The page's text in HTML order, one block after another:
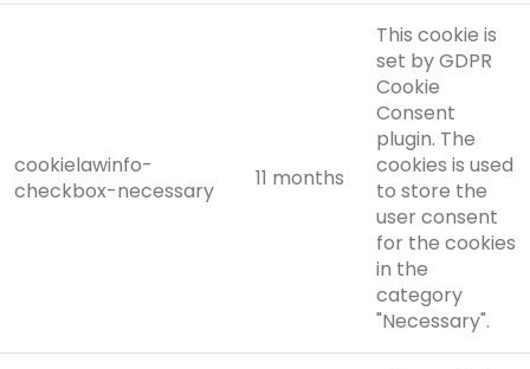
cookielawinfo-
checkbox-necessary
11 months
This cookie is
set by GDPR
Cookie
Consent
plugin. The
cookies is used
to store the
user consent
for the cookies
in the
category
"Necessary".